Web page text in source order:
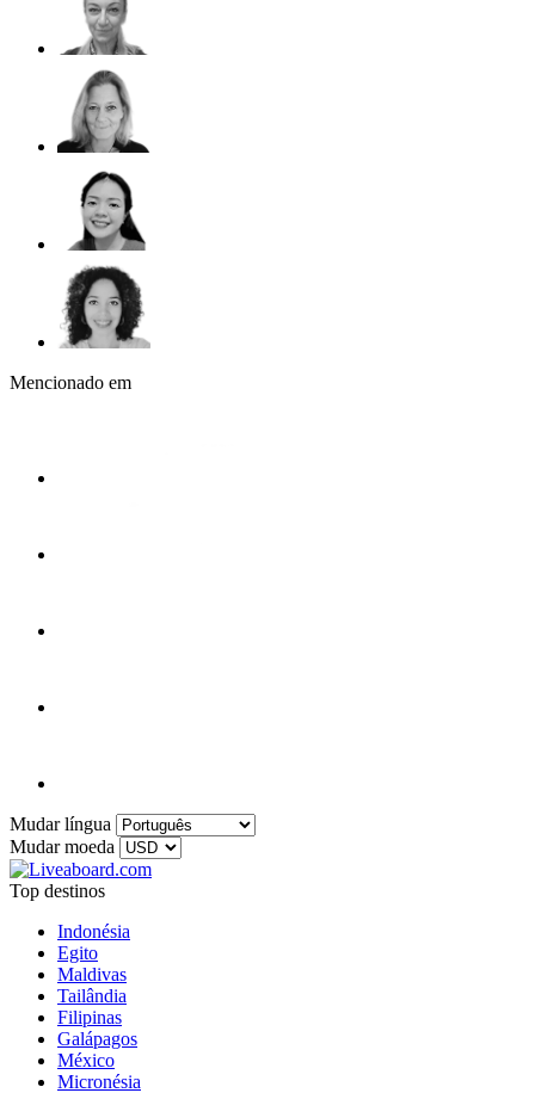
Mencionado em
Mudar língua
Mudar moeda
Top destinos
Indonésia
Egito
Maldivas
Tailândia
Filipinas
Galápagos
México
Micronésia